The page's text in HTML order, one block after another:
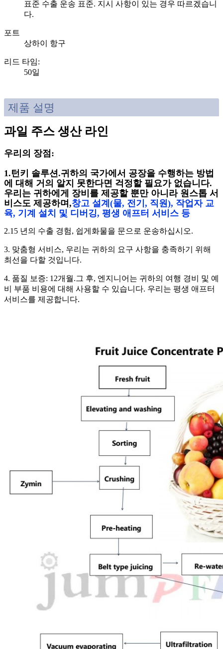
표준 수출 운송 표준. 지시 사항이 있는 경우 따르겠습니
다.
포트
상하이 항구
리드 타임:
50일
제품 설명
과일 주스 생산 라인
우리의 장점:
1.턴키 솔루션.귀하의 국가에서 공장을 수행하는 방법
에 대해 거의 알지 못한다면 걱정할 필요가 없습니다.
우리는 귀하에게 장비를 제공할 뿐만 아니라 원스톱 서
비스도 제공하며,창고 설계(물, 전기, 직원), 작업자 교
육, 기계 설치 및 디버깅, 평생 애프터 서비스 등
2.15 년의 수출 경험, 쉽게화물을 문으로 운송하십시오.
3. 맞춤형 서비스, 우리는 귀하의 요구 사항을 충족하기 위해
최선을 다할 것입니다.
4. 품질 보증: 12개월.그 후, 엔지니어는 귀하의 여행 경비 및 예
비 부품 비용에 대해 사용할 수 있습니다. 우리는 평생 애프터
서비스를 제공합니다.